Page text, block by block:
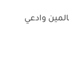
وادعي